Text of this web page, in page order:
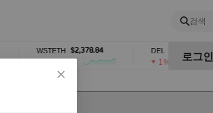
검색
WSTETH $2,378.84
0%
DEL $0.76762686
1% 로그인